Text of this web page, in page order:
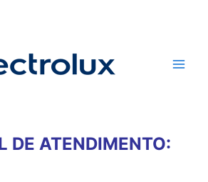
DE ATENDIMENTO: